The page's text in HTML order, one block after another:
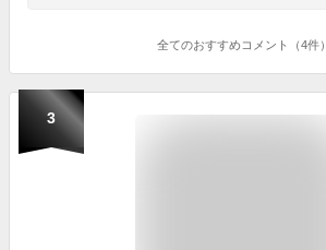
全てのおすすめコメント（4件）
3